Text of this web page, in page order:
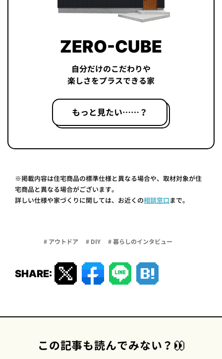
ZERO-CUBE
自分だけのこだわりや
楽しさをプラスできる家
もっと見たい……？
※掲載内容は住宅商品の標準仕様と異なる場合や、取材対象が住
宅商品と異なる場合がございます。
詳しい仕様や家づくりに関しては、お近くの相談窓口まで。
# アウトドア # DIY # 暮らしのインタビュー
SHARE:
この記事も読んでみない？